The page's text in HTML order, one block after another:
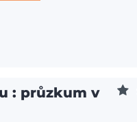
: průzkum v